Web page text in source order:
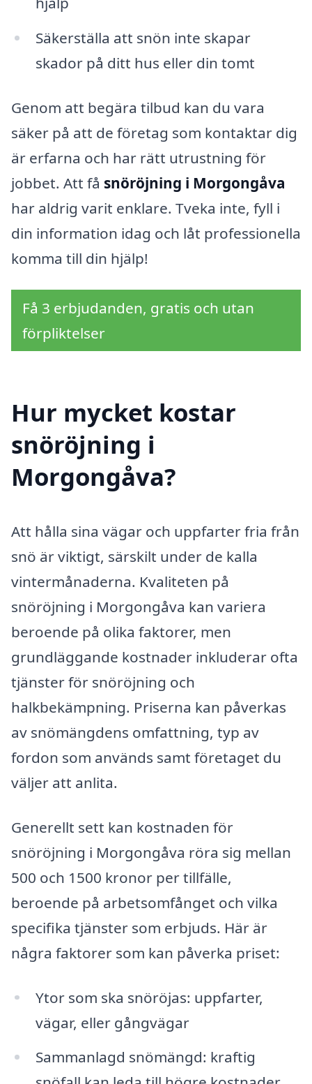
Säkerställa att snön inte skapar
skador på ditt hus eller din tomt
Genom att begära tilbud kan du vara
säker på att de företag som kontaktar dig
är erfarna och har rätt utrustning för
jobbet. Att få snöröjning i Morgongåva
har aldrig varit enklare. Tveka inte, fyll i
din information idag och låt professionella
komma till din hjälp!
Få 3 erbjudanden, gratis och utan
förpliktelser
Hur mycket kostar
snöröjning i
Morgongåva?
Att hålla sina vägar och uppfarter fria från
snö är viktigt, särskilt under de kalla
vintermånaderna. Kvaliteten på
snöröjning i Morgongåva kan variera
beroende på olika faktorer, men
grundläggande kostnader inkluderar ofta
tjänster för snöröjning och
halkbekämpning. Priserna kan påverkas
av snömängdens omfattning, typ av
fordon som används samt företaget du
väljer att anlita.
Generellt sett kan kostnaden för
snöröjning i Morgongåva röra sig mellan
500 och 1500 kronor per tillfälle,
beroende på arbetsomfånget och vilka
specifika tjänster som erbjuds. Här är
några faktorer som kan påverka priset:
Ytor som ska snöröjas: uppfarter,
vägar, eller gångvägar
Sammanlagd snömängd: kraftig